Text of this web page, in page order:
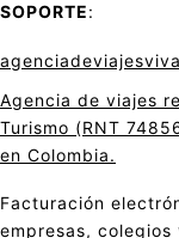
SOPORTE:
Agencia de viajes
Turismo (RNT
en Colombia.
Facturación
empresas,